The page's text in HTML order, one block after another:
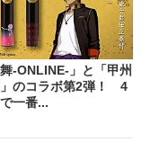
舞-ONLINE-」と「甲州
のコラボ第2弾！ 4
一番...